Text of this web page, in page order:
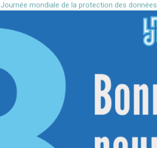
Journée mondiale de la protection des données